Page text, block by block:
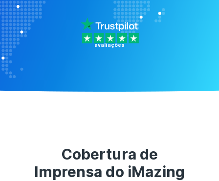
avaliações
Cobertura de
Imprensa do iMazing